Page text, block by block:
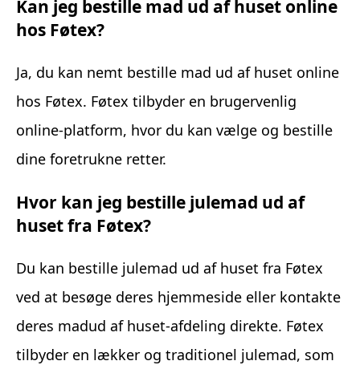
Kan jeg bestille mad ud af huset online
hos Føtex?
Ja, du kan nemt bestille mad ud af huset online
hos Føtex. Føtex tilbyder en brugervenlig
online-platform, hvor du kan vælge og bestille
dine foretrukne retter.
Hvor kan jeg bestille julemad ud af
huset fra Føtex?
Du kan bestille julemad ud af huset fra Føtex
ved at besøge deres hjemmeside eller kontakte
deres madud af huset-afdeling direkte. Føtex
tilbyder en lækker og traditionel julemad, som